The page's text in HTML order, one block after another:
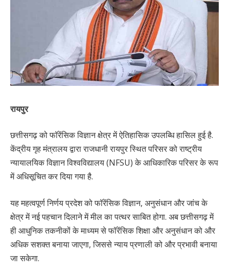
रायपुर
छत्तीसगढ़ को फॉरेंसिक विज्ञान क्षेत्र में ऐतिहासिक उपलब्धि हासिल हुई है.
केंद्रीय गृह मंत्रालय द्वारा राजधानी रायपुर स्थित परिसर को राष्ट्रीय
न्यायालयिक विज्ञान विश्वविद्यालय (NFSU) के आधिकारिक परिसर के रूप
में अधिसूचित कर दिया गया है.
यह महत्वपूर्ण निर्णय प्रदेश को फॉरेंसिक विज्ञान, अनुसंधान और जांच के
क्षेत्र में नई पहचान दिलाने में मील का पत्थर साबित होगा. अब छत्तीसगढ़ में
ही आधुनिक तकनीकों के माध्यम से फॉरेंसिक शिक्षा और अनुसंधान को और
अधिक सशक्त बनाया जाएगा, जिससे न्याय प्रणाली को और प्रभावी बनाया
जा सकेगा.